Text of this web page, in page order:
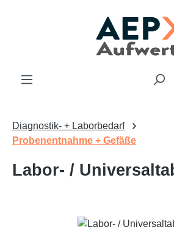
Diagnostik- + Laborbedarf
Probenentnahme + Gefäße
Labor- /
Bildergalerie überspringen